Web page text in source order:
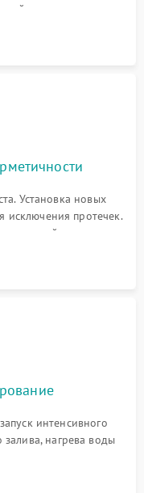
ремонт платы
проводки.
Установка новых
исключения протечек.
системы,
поплавка.
интенсивного
нагрева воды
посторонних шумов,
в поддоне.